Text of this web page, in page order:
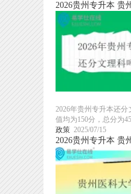
2026贵州专升本 贵
2026年贵州专升本还
值均为150分，总分为
政策 2025/07/15
2026贵州专升本 贵